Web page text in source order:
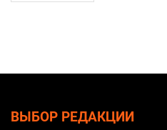
ВЫБОР РЕДАКЦИИ